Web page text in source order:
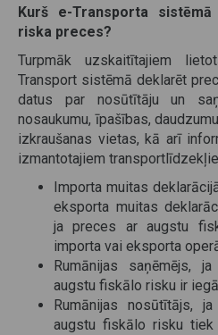
Kurš e-Transporta
riska preces?
Turpmāk uzskaitītajiem
Transport sistēmā deklarēt
datus par nosūtītāju un
nosaukumu, īpašības,
izkraušanas vietas, kā arī
izmantotajiem
Importa muitas
eksporta muitas
ja preces ar augstu
importa vai eksporta
Rumānijas saņēmējs,
augstu fiskālo risku ir
Rumānijas nosūtītājs,
augstu fiskālo risku